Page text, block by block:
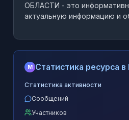
ОБЛАСТИ - это
актуальную информацию и
M Статистика ресурса в
Статистика активности
Сообщений
Участников